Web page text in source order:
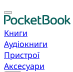
Книги
Аудіокниги
Пристрої
Аксесуари